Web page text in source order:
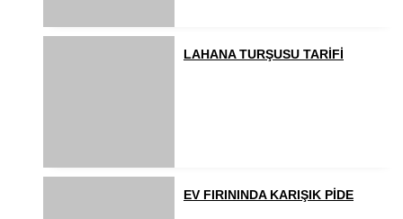
LAHANA TURŞUSU TARİFİ
EV FIRININDA KARIŞIK PİDE